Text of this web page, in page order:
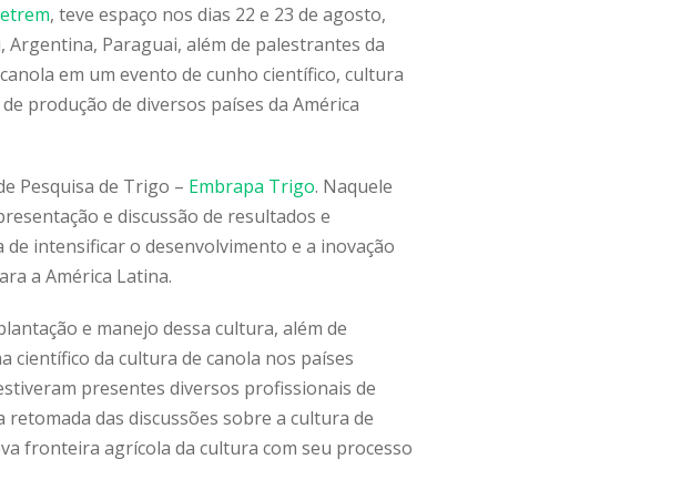
, teve espaço nos dias 22 e 23 de agosto,
Paraguai, além de palestrantes da
em um evento de cunho científico, cultura
produção de diversos países da América
Pesquisa de Trigo – Embrapa Trigo. Naquele
e discussão de resultados e
intensificar o desenvolvimento e a inovação
a América Latina.
e manejo dessa cultura, além de
científico da cultura de canola nos países
presentes diversos profissionais de
das discussões sobre a cultura de
fronteira agrícola da cultura com seu processo